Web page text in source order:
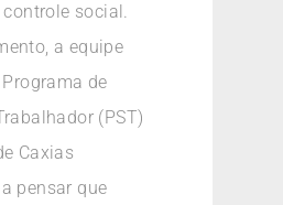
social.
a equipe
de
(PST)
Caxias
pensar que